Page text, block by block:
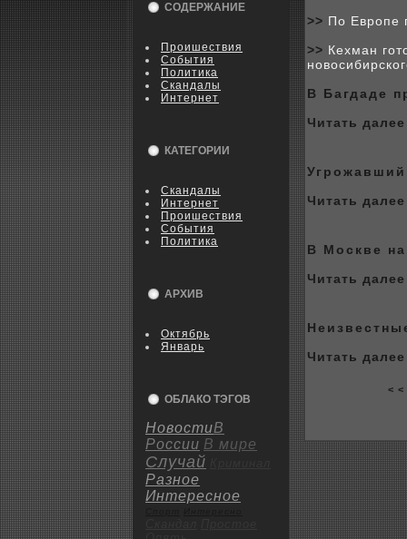
СОДЕРЖАНИЕ
Пpoишествия
События
Политика
Скандалы
Интернет
КАТЕГОРИИ
Скандалы
Интернет
Пpoишествия
События
Политика
АРХИВ
Октябрь
Январь
ОБЛАКО ТЭГОВ
НовостиВ
России В мире
Случай
Разное
Интересное
>> По Европе
>> Кехман
В Багдаде
Читать
Читать
В Москве
Читать
Читать
<